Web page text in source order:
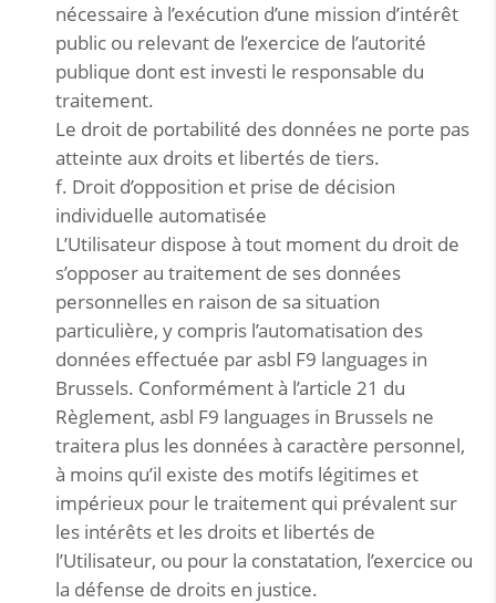
nécessaire à l’exécution d’une mission d’intérêt
public ou relevant de l’exercice de l’autorité
publique dont est investi le responsable du
traitement.
Le droit de portabilité des données ne porte pas
atteinte aux droits et libertés de tiers.
f. Droit d’opposition et prise de décision
individuelle automatisée
L’Utilisateur dispose à tout moment du droit de
s’opposer au traitement de ses données
personnelles en raison de sa situation
particulière, y compris l’automatisation des
données effectuée par asbl F9 languages in
Brussels. Conformément à l’article 21 du
Règlement, asbl F9 languages in Brussels ne
traitera plus les données à caractère personnel,
à moins qu’il existe des motifs légitimes et
impérieux pour le traitement qui prévalent sur
les intérêts et les droits et libertés de
l’Utilisateur, ou pour la constatation, l’exercice ou
la défense de droits en justice.